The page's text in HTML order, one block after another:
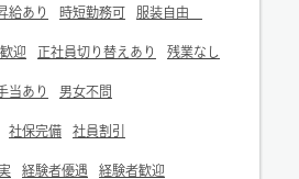
給あり 時短勤務可 服装自由
迎 正社員切り替えあり 残業なし
当あり 男女不問
社保完備 社員割引
経験者優遇 経験者歓迎